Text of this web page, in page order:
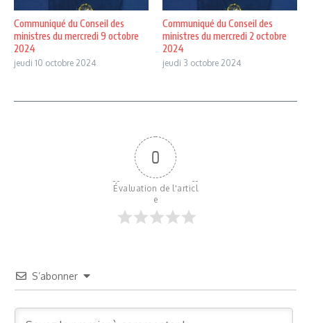
Communiqué du Conseil des
ministres du mercredi 9 octobre
2024
jeudi 10 octobre 2024
Communiqué du Conseil des
ministres du mercredi 2 octobre
2024
jeudi 3 octobre 2024
0
Évaluation de l'articl
e
S’abonner